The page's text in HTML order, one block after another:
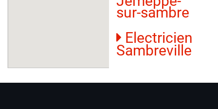
sur-sambre
Electricien
Sambreville